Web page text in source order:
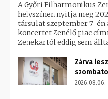
A Győri Filharmonikus
helyszínen nyitja meg
társulat szeptember 7-én
koncertet Zenélő piac
Zenekartól eddig sem
Zárva
2026.08.06.